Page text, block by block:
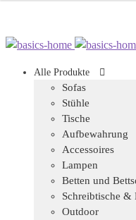
Zur
springen
Zum
springenAlle Produkte
Sofas
Stühle
Tische
Aufbewahrung
Accessoires
Lampen
Betten und
Schreibtische &
Outdoor